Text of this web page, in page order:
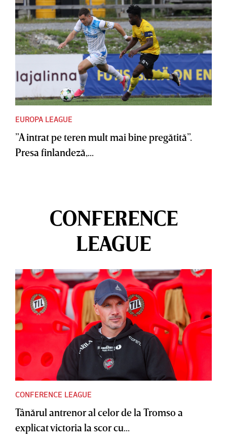
EUROPA LEAGUE
”A intrat pe teren mult mai bine pregătită”.
Presa finlandeză,...
CONFERENCE
LEAGUE
CONFERENCE LEAGUE
Tânărul antrenor al celor de la Tromso a
explicat victoria la scor cu...